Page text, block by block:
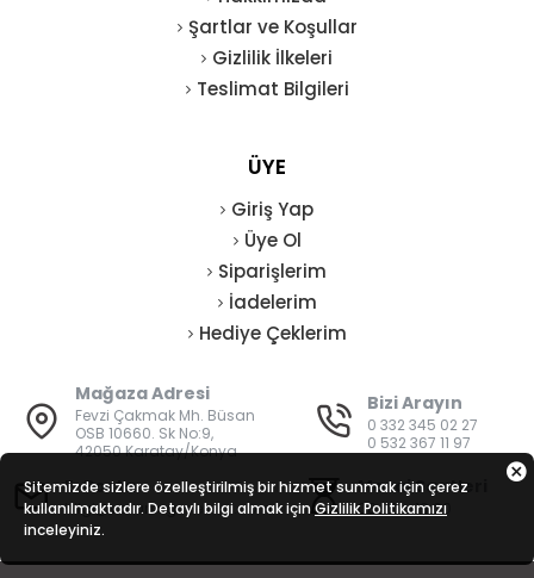
Şartlar ve Koşullar
Gizlilik İlkeleri
Teslimat Bilgileri
ÜYE
Giriş Yap
Üye Ol
Siparişlerim
İadelerim
Hediye Çeklerim
Mağaza Adresi
Fevzi Çakmak Mh. Büsan
OSB 10660. Sk No:9,
42050 Karatay/Konya
Bizi Arayın
0 332 345 02 27
0 532 367 11 97
E-Posta
bilgi@vatanisguvenligi.com
Mesai Saatleri
08:00 - 19:00
Sitemizde sizlere özelleştirilmiş bir hizmet sunmak için çerez
kullanılmaktadır. Detaylı bilgi almak için Gizlilik Politikamızı
inceleyiniz.